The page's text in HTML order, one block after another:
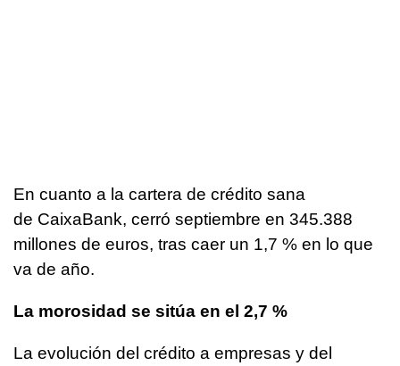
En cuanto a la cartera de crédito sana
de CaixaBank, cerró septiembre en 345.388
millones de euros, tras caer un 1,7 % en lo que
va de año.
La morosidad se sitúa en el 2,7 %
La evolución del crédito a empresas y del